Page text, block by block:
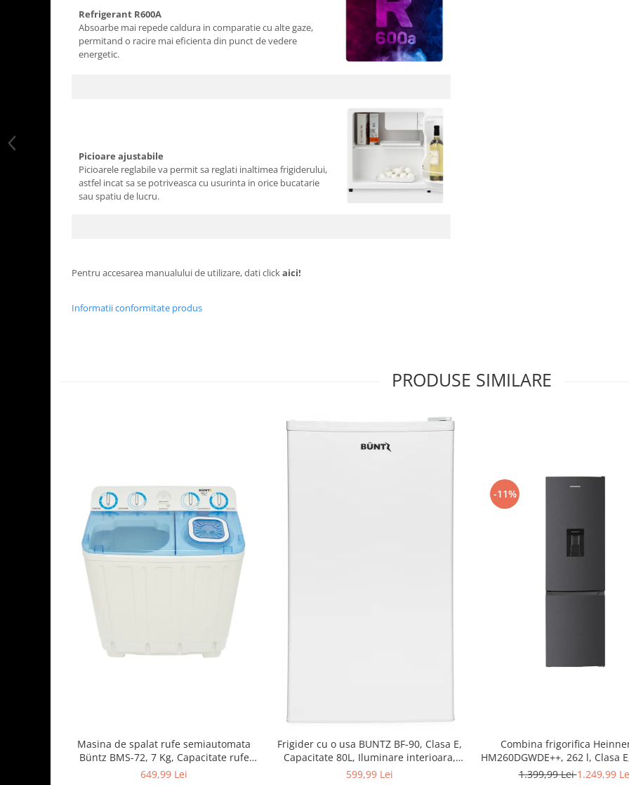
Refrigerant R600A
Absoarbe mai repede caldura in comparatie cu alte gaze,
permitand o racire mai eficienta din punct de vedere
energetic.
Picioare ajustabile
Picioarele reglabile va permit sa reglati inaltimea frigiderului,
astfel incat sa se potriveasca cu usurinta in orice bucatarie
sau spatiu de lucru.
Pentru accesarea manualului de utilizare, dati clickaici!
Informatii conformitate produs
PRODUSE SIMILARE
Masina de spalat rufe semiautomata
Büntz BMS-72, 7 Kg, Capacitate rufe
stoarcere 5Kg, 330 W, Alb/Albastru
649,99 Lei
Frigider cu o usa BUNTZ BF-90, Clasa E,
Capacitate 80L, Iluminare interioara,
Compartiment gheata, H 83 cm, Alb
599,99 Lei
-11%
Combina frigorifica
HM260DGWDE++, 262 l, Clasa
de apa, Control electronic cu
1.399,99 Lei1.249,99